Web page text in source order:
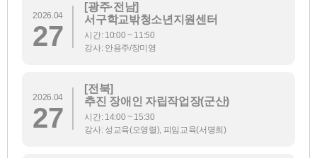
2026.04
27
[광주·전남]
서구학교밖청소년지원센터
시간: 10:00 ~ 11:50
강사: 안용주/장미영
2026.04
27
[전북]
추진 장애인 자립작업장(군산)
시간: 14:00 ~ 15:30
강사: 성교육(오영렬), 피임교육(서명희)